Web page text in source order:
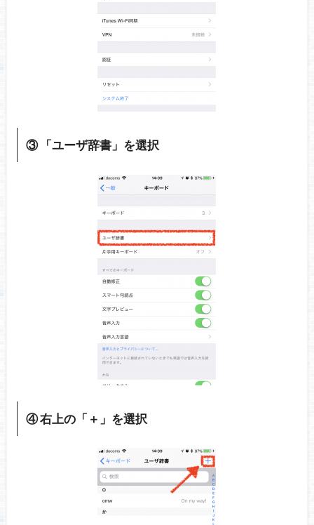
③ 「ユーザ辞書」を選択
④ 右上の「＋」を選択